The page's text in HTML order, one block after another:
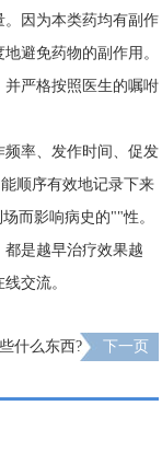
因为本类药均有副作
避免药物的副作用。
严格按照医生的嘱咐
率、发作时间、促发
顺序有效地记录下来
而影响病史的""性。
是越早治疗效果越
交流。
什么东西? 下一页